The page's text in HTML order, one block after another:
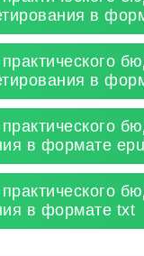
в
в
в формате
в формате txt